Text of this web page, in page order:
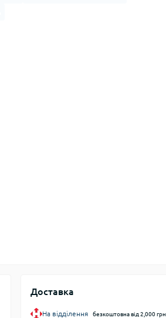
Доставка
На відділення безкоштовна від 2,000 грн.